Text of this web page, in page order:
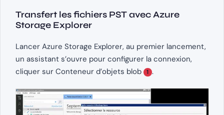
Transfert les fichiers PST avec Azure
Storage Explorer
Lancer Azure Storage Explorer, au premier lancement,
un assistant s’ouvre pour configurer la connexion,
cliquer sur Conteneur d’objets blob
1 .